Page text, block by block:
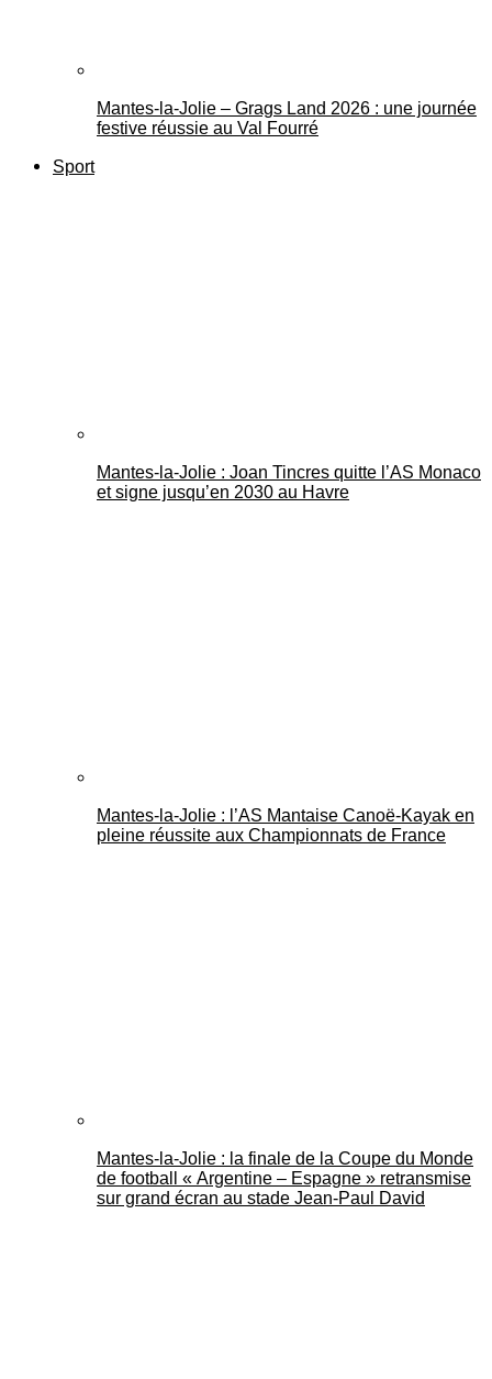
Mantes-la-Jolie – Grags Land 2026 : une journée
festive réussie au Val Fourré
Sport
Mantes-la-Jolie : Joan Tincres quitte l’AS Monaco
et signe jusqu’en 2030 au Havre
Mantes-la-Jolie : l’AS Mantaise Canoë‑Kayak en
pleine réussite aux Championnats de France
Mantes-la-Jolie : la finale de la Coupe du Monde
de football « Argentine – Espagne » retransmise
sur grand écran au stade Jean-Paul David